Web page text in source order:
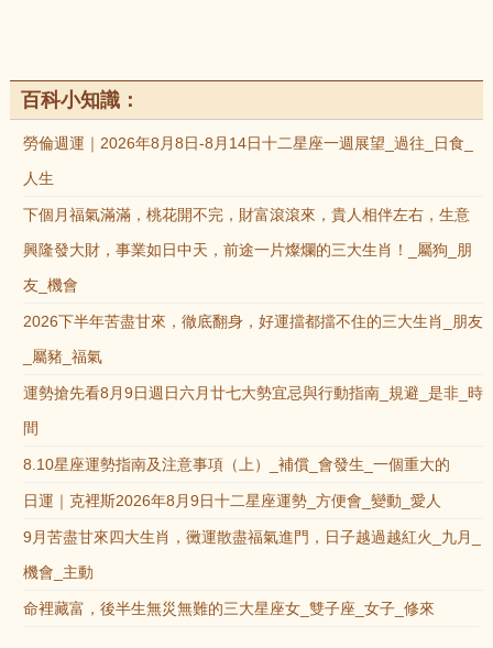
百科小知識：
勞倫週運｜2026年8月8日-8月14日十二星座一週展望_過往_日食_
人生
下個月福氣滿滿，桃花開不完，財富滾滾來，貴人相伴左右，生意
興隆發大財，事業如日中天，前途一片燦爛的三大生肖！_屬狗_朋
友_機會
2026下半年苦盡甘來，徹底翻身，好運擋都擋不住的三大生肖_朋友
_屬豬_福氣
運勢搶先看8月9日週日六月廿七大勢宜忌與行動指南_規避_是非_時
間
8.10星座運勢指南及注意事項（上）_補償_會發生_一個重大的
日運｜克裡斯2026年8月9日十二星座運勢_方便會_變動_愛人
9月苦盡甘來四大生肖，黴運散盡福氣進門，日子越過越紅火_九月_
機會_主動
命裡藏富，後半生無災無難的三大星座女_雙子座_女子_修來